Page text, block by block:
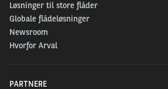
Løsninger til store flåder
Globale flådeløsninger
Newsroom
Hvorfor Arval
PARTNERE